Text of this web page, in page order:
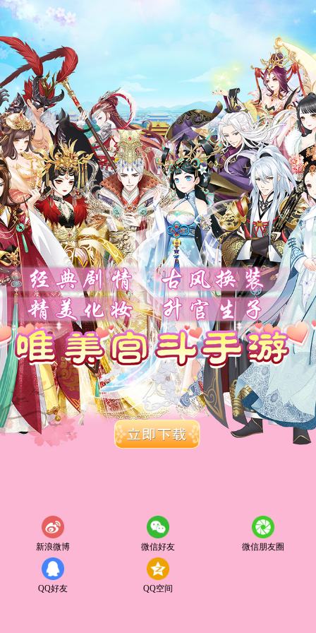
新浪微博 微信好友 微信朋友圈
QQ好友 QQ空间